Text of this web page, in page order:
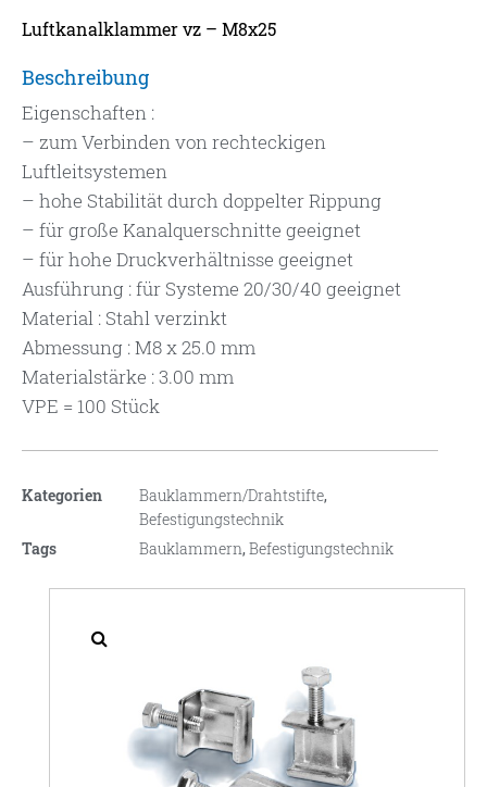
Luftkanalklammer vz – M8x25
Beschreibung
Eigenschaften :
– zum Verbinden von rechteckigen
Luftleitsystemen
– hohe Stabilität durch doppelter Rippung
– für große Kanalquerschnitte geeignet
– für hohe Druckverhältnisse geeignet
Ausführung : für Systeme 20/30/40 geeignet
Material : Stahl verzinkt
Abmessung : M8 x 25.0 mm
Materialstärke : 3.00 mm
VPE = 100 Stück
Kategorien Bauklammern/Drahtstifte,
Befestigungstechnik
Tags
Bauklammern,Befestigungstechnik